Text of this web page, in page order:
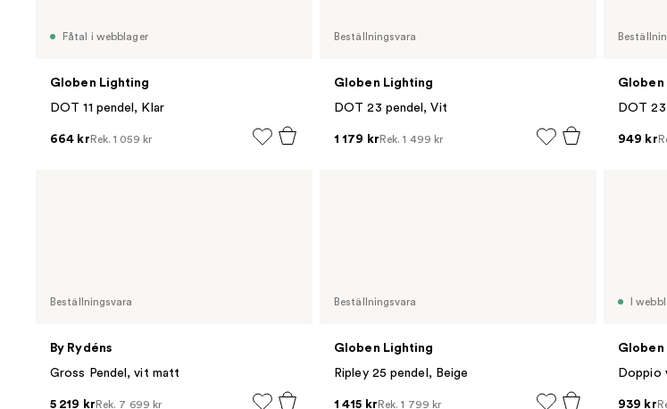
Fåtal i webblager
Globen Lighting
DOT 11 pendel, Klar
664 kr Rek.1 059 kr
Beställningsvara
Globen Lighting
DOT 23 pendel, Vit
1 179 kr Rek.1 499 kr
Globen
DOT
949 kr
Beställningsvara
By Rydéns
Gross Pendel, vit matt
5 219 kr Rek. 7 699 kr
Beställningsvara
Globen Lighting
Ripley 25 pendel, Beige
1 415 kr Rek.1 799 kr
I
Globen
Doppio
939 kr